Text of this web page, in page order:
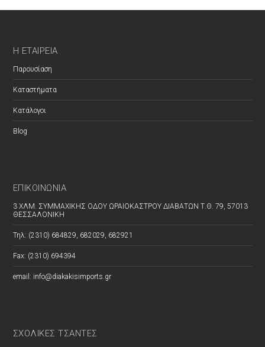
Η ΕΤΑΙΡΕΊΑ
Παρουσίαση
Καταστήματα
Κατάλογοι
Blog
ΕΠΙΚΟΙΝΩΝΊΑ
3 ΧΛΜ. ΣΥΜΜΑΧΙΚΗΣ ΟΔΟΥ ΩΡΑΙΟΚΑΣΤΡΟΥ ΔΙΑΒΑΤΩΝ Τ.Θ. 79, 57013
ΘΕΣΣΑΛΟΝΙΚΗ
Τηλ: (2310) 684829, 682029, 682921
Fax: (2310) 694394
email: info@diakakisimports.gr
ΣΧΟΛΙΚΕΣ ΤΣΑΝΤΕΣ